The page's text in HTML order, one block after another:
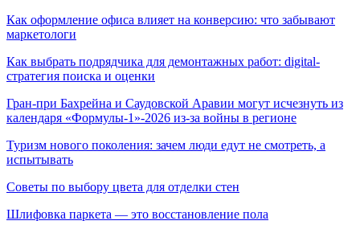
Как оформление офиса влияет на конверсию: что забывают
маркетологи
Как выбрать подрядчика для демонтажных работ: digital-
стратегия поиска и оценки
Гран-при Бахрейна и Саудовской Аравии могут исчезнуть из
календаря «Формулы-1»-2026 из-за войны в регионе
Туризм нового поколения: зачем люди едут не смотреть, а
испытывать
Советы по выбору цвета для отделки стен
Шлифовка паркета — это восстановление пола